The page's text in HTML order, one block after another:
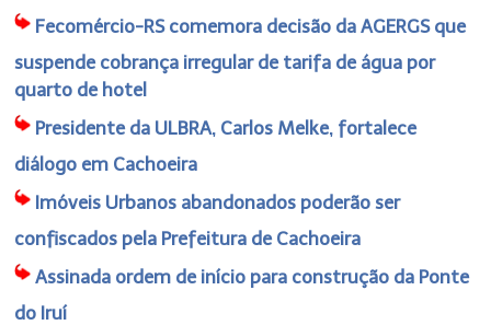
Fecomércio-RS comemora decisão da AGERGS que
suspende cobrança irregular de tarifa de água por
quarto de hotel
Presidente da ULBRA, Carlos Melke, fortalece
diálogo em Cachoeira
Imóveis Urbanos abandonados poderão ser
confiscados pela Prefeitura de Cachoeira
Assinada ordem de início para construção da Ponte
do Iruí